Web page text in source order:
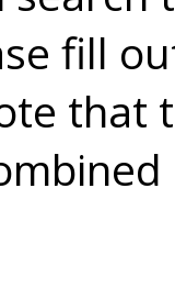
fill
that